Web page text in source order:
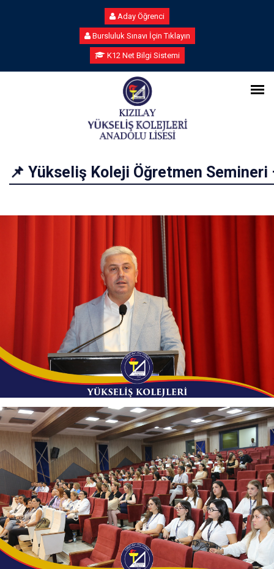
Aday Öğrenci
Bursluluk Sınavı İçin Tıklayın
K12 Net Bilgi Sistemi
📌 Yükseliş Koleji Öğretmen